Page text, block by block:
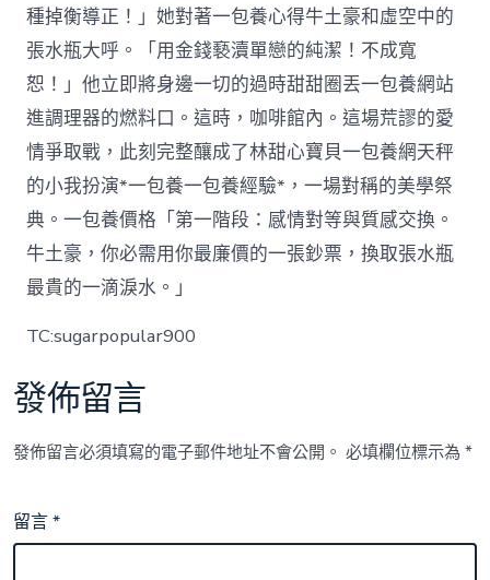
種掉衡導正！」她對著一包養心得牛土豪和虛空中的
張水瓶大呼。「用金錢褻瀆單戀的純潔！不成寬
恕！」他立即將身邊一切的過時甜甜圈丟一包養網站
進調理器的燃料口。這時，咖啡館內。這場荒謬的愛
情爭取戰，此刻完整釀成了林甜心寶貝一包養網天秤
的小我扮演*一包養一包養經驗*，一場對稱的美學祭
典。一包養價格「第一階段：感情對等與質感交換。
牛土豪，你必需用你最廉價的一張鈔票，換取張水瓶
最貴的一滴淚水。」
TC:sugarpopular900
發佈留言
發佈留言必須填寫的電子郵件地址不會公開。 必填欄位標示為*
留言*